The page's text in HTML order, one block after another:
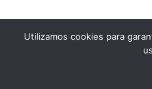
Utilizamos cookies para